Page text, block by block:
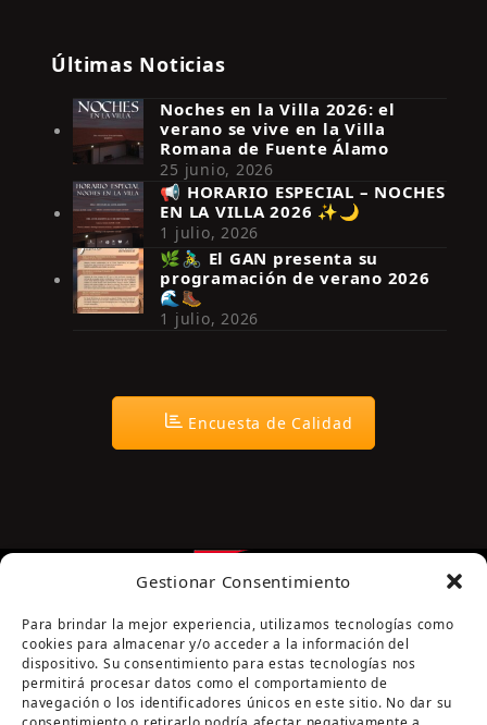
Gestionar Consentimiento
Para brindar la mejor experiencia, utilizamos tecnologías como
cookies para almacenar y/o acceder a la información del
dispositivo. Su consentimiento para estas tecnologías nos
permitirá procesar datos como el comportamiento de
navegación o los identificadores únicos en este sitio. No dar su
Síguenos en Instagram
Últimas Noticias
Noches en la Villa 2026: el
verano se vive en la Villa
Romana de Fuente Álamo
25 junio, 2026
📢 HORARIO ESPECIAL – NOCHES
EN LA VILLA 2026 ✨🌙
1 julio, 2026
🌿🚴‍♂️ El GAN presenta su
programación de verano 2026
🌊🥾
1 julio, 2026
Encuesta de Calidad
Página cofinanciada por la Diputación de Córdoba